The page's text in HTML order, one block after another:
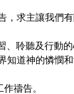
求主讓我們有
聆聽及行動的
道神的憐憫和
禱告。